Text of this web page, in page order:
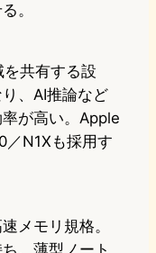
。
共有する設
、AI推論など
が高い。Apple
／N1Xも採用す
メモリ規格。